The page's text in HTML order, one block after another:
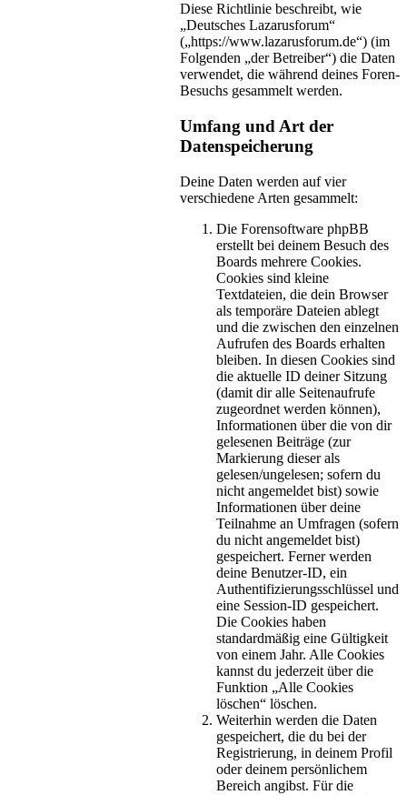
Diese Richtlinie beschreibt, wie
„Deutsches Lazarusforum“
(„https://www.lazarusforum.de“) (im
Folgenden „der Betreiber“) die Daten
verwendet, die während deines Foren-
Besuchs gesammelt werden.
Umfang und Art der
Datenspeicherung
Deine Daten werden auf vier
verschiedene Arten gesammelt:
Die Forensoftware phpBB
erstellt bei deinem Besuch des
Boards mehrere Cookies.
Cookies sind kleine
Textdateien, die dein Browser
als temporäre Dateien ablegt
und die zwischen den einzelnen
Aufrufen des Boards erhalten
bleiben. In diesen Cookies sind
die aktuelle ID deiner Sitzung
(damit dir alle Seitenaufrufe
zugeordnet werden können),
Informationen über die von dir
gelesenen Beiträge (zur
Markierung dieser als
gelesen/ungelesen; sofern du
nicht angemeldet bist) sowie
Informationen über deine
Teilnahme an Umfragen (sofern
du nicht angemeldet bist)
gespeichert. Ferner werden
deine Benutzer-ID, ein
Authentifizierungsschlüssel und
eine Session-ID gespeichert.
Die Cookies haben
standardmäßig eine Gültigkeit
von einem Jahr. Alle Cookies
kannst du jederzeit über die
Funktion „Alle Cookies
löschen“ löschen.
Weiterhin werden die Daten
gespeichert, die du bei der
Registrierung, in deinem Profil
oder deinem persönlichem
Bereich angibst. Für die